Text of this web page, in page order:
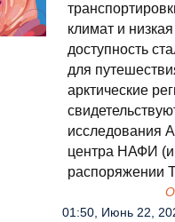
климат и
доступность
для
арктические
исследования
центра НАФИ
распоряжении
01:50, Июнь 22,